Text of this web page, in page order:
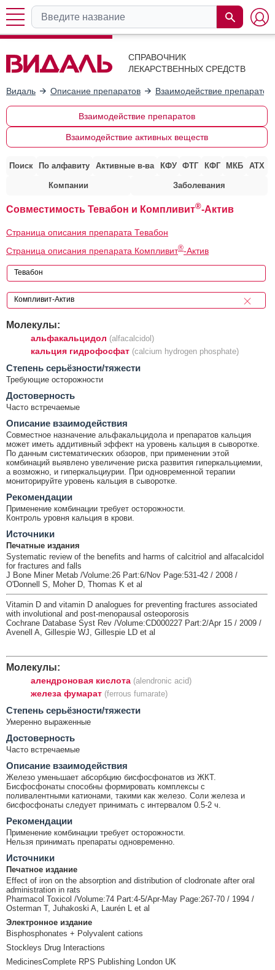
СПРАВОЧНИК
ЛЕКАРСТВЕННЫХ СРЕДСТВ
Видаль Описание препаратов Взаимодействие препаратов
Взаимодействие препаратов
Взаимодействие активных веществ
Поиск По алфавиту Активные в-ва КФУ ФТГ КФГ МКБ АТХ
Компании Заболевания
Совместимость Тевабон и Компливит®-Актив
Страница описания препарата Тевабон
Страница описания препарата Компливит®-Актив
Молекулы:
альфакальцидол (alfacalcidol)
кальция гидрофосфат (calcium hydrogen phosphate)
Cтепень серьёзности/тяжести
Требующие осторожности
Достоверность
Часто встречаемые
Описание взаимодействия
Совместное назначение альфакальцидола и препаратов кальция
может иметь аддитивный эффект на уровень кальция в сыворотке.
По данным систематических обзоров, при применении этой
комбинаций выявлено увеличение риска развития гиперкальциемии,
а возможно, и гиперкальциурии. При одновременной терапии
мониторируйте уровень кальция в сыворотке.
Рекомендации
Применение комбинации требует осторожности.
Контроль уровня кальция в крови.
Источники
Печатные издания
Systematic review of the benefits and harms of calcitriol and alfacalcidol
for fractures and falls
J Bone Miner Metab /Volume:26 Part:6/Nov Page:531-42 / 2008 /
O'Donnell S, Moher D, Thomas K et al
Vitamin D and vitamin D analogues for preventing fractures associated
with involutional and post-menopausal osteoporosis
Cochrane Database Syst Rev /Volume:CD000227 Part:2/Apr 15 / 2009 /
Avenell A, Gillespie WJ, Gillespie LD et al
Молекулы:
алендроновая кислота (alendronic acid)
железа фумарат (ferrous fumarate)
Cтепень серьёзности/тяжести
Умеренно выраженные
Достоверность
Часто встречаемые
Описание взаимодействия
Железо уменьшает абсорбцию бисфосфонатов из ЖКТ.
Бисфосфонаты способны формировать комплексы с
поливалентными катионами, такими как железо. Соли железа и
бисфосфонаты следует принимать с интервалом 0.5-2 ч.
Рекомендации
Применение комбинации требует осторожности.
Нельзя принимать препараты одновременно.
Источники
Печатное издание
Effect of iron on the absorption and distribution of clodronate after oral
administration in rats
Pharmacol Toxicol /Volume:74 Part:4-5/Apr-May Page:267-70 / 1994 /
Osterman T, Juhakoski A, Laurén L et al
Электронное издание
Bisphosphonates + Polyvalent cations
Stockleys Drug Interactions
MedicinesComplete RPS Publishing London UK